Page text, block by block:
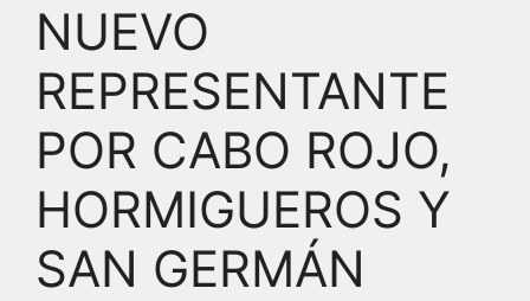
NUEVO
REPRESENTANTE
POR CABO ROJO,
HORMIGUEROS Y
SAN GERMÁN